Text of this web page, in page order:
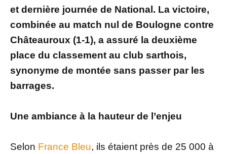
et dernière journée de National. La victoire,
combinée au match nul de Boulogne contre
Châteauroux (1-1), a assuré la deuxième
place du classement au club sarthois,
synonyme de montée sans passer par les
barrages.
Une ambiance à la hauteur de l’enjeu
Selon France Bleu, ils étaient près de 25 000 à